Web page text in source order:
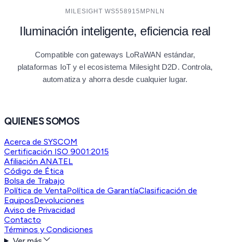
MILESIGHT WS558915MPNLN
Iluminación inteligente, eficiencia real
Compatible con gateways LoRaWAN estándar,
plataformas IoT y el ecosistema Milesight D2D. Controla,
automatiza y ahorra desde cualquier lugar.
QUIENES SOMOS
Acerca de SYSCOM
Certificación ISO 9001:2015
Afiliación ANATEL
Código de Ética
Bolsa de Trabajo
Política de VentaPolítica de GarantíaClasificación de
EquiposDevoluciones
Aviso de Privacidad
Contacto
Términos y Condiciones